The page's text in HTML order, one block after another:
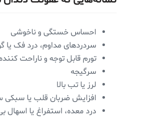
احساس خستگی و ناخوشی
سردردهای مداوم، درد فک یا
تورم قابل توجه و ناراحت
سرگیجه
لرز یا تب بالا
افزایش ضربان قلب یا سبکی
درد معده، استفراغ یا اسهال